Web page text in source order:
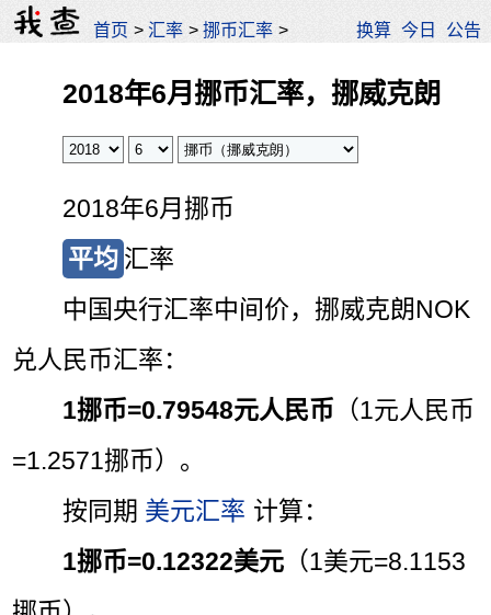
首页 >汇率 >挪币汇率 > 换算 今日 公告
2018年6月挪币汇率，挪威克朗
2018年6月挪币
平均 汇率
中国央行汇率中间价，挪威克朗NOK
兑人民币汇率：
1挪币=0.79548元人民币 （1元人民币
=1.2571挪币）。
按同期 美元汇率 计算：
1挪币=0.12322美元 （1美元=8.1153